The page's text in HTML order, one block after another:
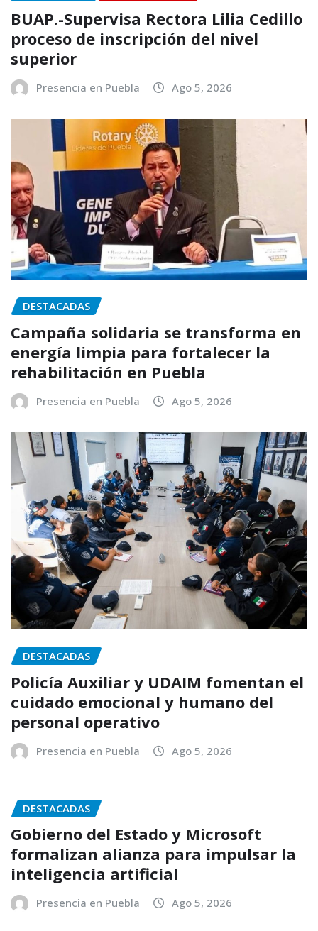
BUAP.-Supervisa Rectora Lilia Cedillo
proceso de inscripción del nivel
superior
Presencia en Puebla Ago 5, 2026
DESTACADAS
Campaña solidaria se transforma en
energía limpia para fortalecer la
rehabilitación en Puebla
Presencia en Puebla Ago 5, 2026
DESTACADAS
Policía Auxiliar y UDAIM fomentan el
cuidado emocional y humano del
personal operativo
Presencia en Puebla Ago 5, 2026
DESTACADAS
Gobierno del Estado y Microsoft
formalizan alianza para impulsar la
inteligencia artificial
Presencia en Puebla Ago 5, 2026